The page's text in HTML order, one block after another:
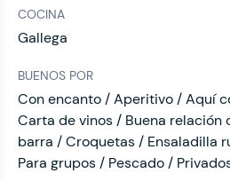
COCINA
Gallega
BUENOS POR
Con encanto / Aperitivo / Aquí
Carta de vinos / Buena
barra / Croquetas / Ensaladilla
Para grupos / Pescado /